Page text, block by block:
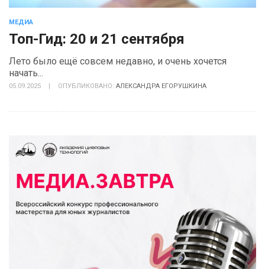
МЕДИА
Топ-Гид: 20 и 21 сентября
Лето было ещё совсем недавно, и очень хочется
начать...
05.09.2025 | ОПУБЛИКОВАНО: АЛЕКСАНДРА ЕГОРУШКИНА